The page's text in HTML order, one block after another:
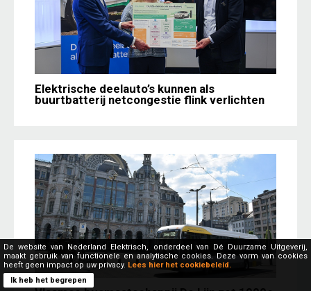
Elektrische deelauto’s kunnen als
buurtbatterij netcongestie flink verlichten
De website van Nederland Elektrisch, onderdeel van Dé Duurzame Uitgeverij,
maakt gebruik van functionele en analytische cookies. Deze vorm van cookies
heeft geen impact op uw privacy. Lees hier het cookiebeleid.
Ik heb het begrepen